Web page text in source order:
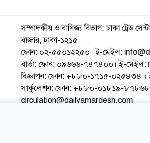
সম্পাদকীয় ও বাণিজ্য বিভাগ: ঢাকা ট্রেড
বাজার, ঢাকা-১২১৫।
ফোন: ০২-৫৫০১২২৫০। ই-মেইল:
বার্তা: ফোন: ০৯৬৬৬-৭৪৭৪০০। ই-
বিজ্ঞাপন: ফোন: +৮৮০-১৭১৫-০২৫৪৩৪
সার্কুলেশন: ফোন: +৮৮০-০১৮১৯-
circulation@dailyamardesh.com